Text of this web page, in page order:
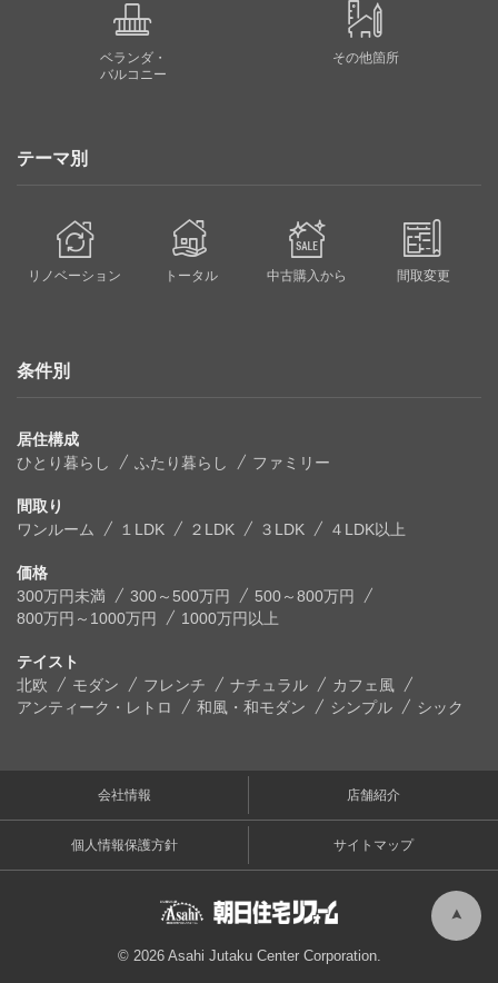
ベランダ・
バルコニー
その他箇所
テーマ別
リノベーション トータル 中古購入から 間取変更
条件別
居住構成
ひとり暮らし
ふたり暮らし ファミリー
間取り
ワンルーム
１LDK ２LDK ３LDK ４LDK以上
価格
300万円未満
300～500万円
500～800万円
800万円～1000万円
1000万円以上
テイスト
北欧
モダン フレンチ ナチュラル
カフェ風
アンティーク・レトロ
和風・和モダン シンプル シック
会社情報 店舗紹介
個人情報保護方針 サイトマップ
© 2026 Asahi Jutaku Center Corporation.